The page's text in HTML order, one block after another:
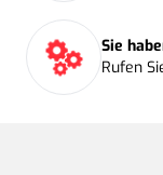
Sie
Rufen